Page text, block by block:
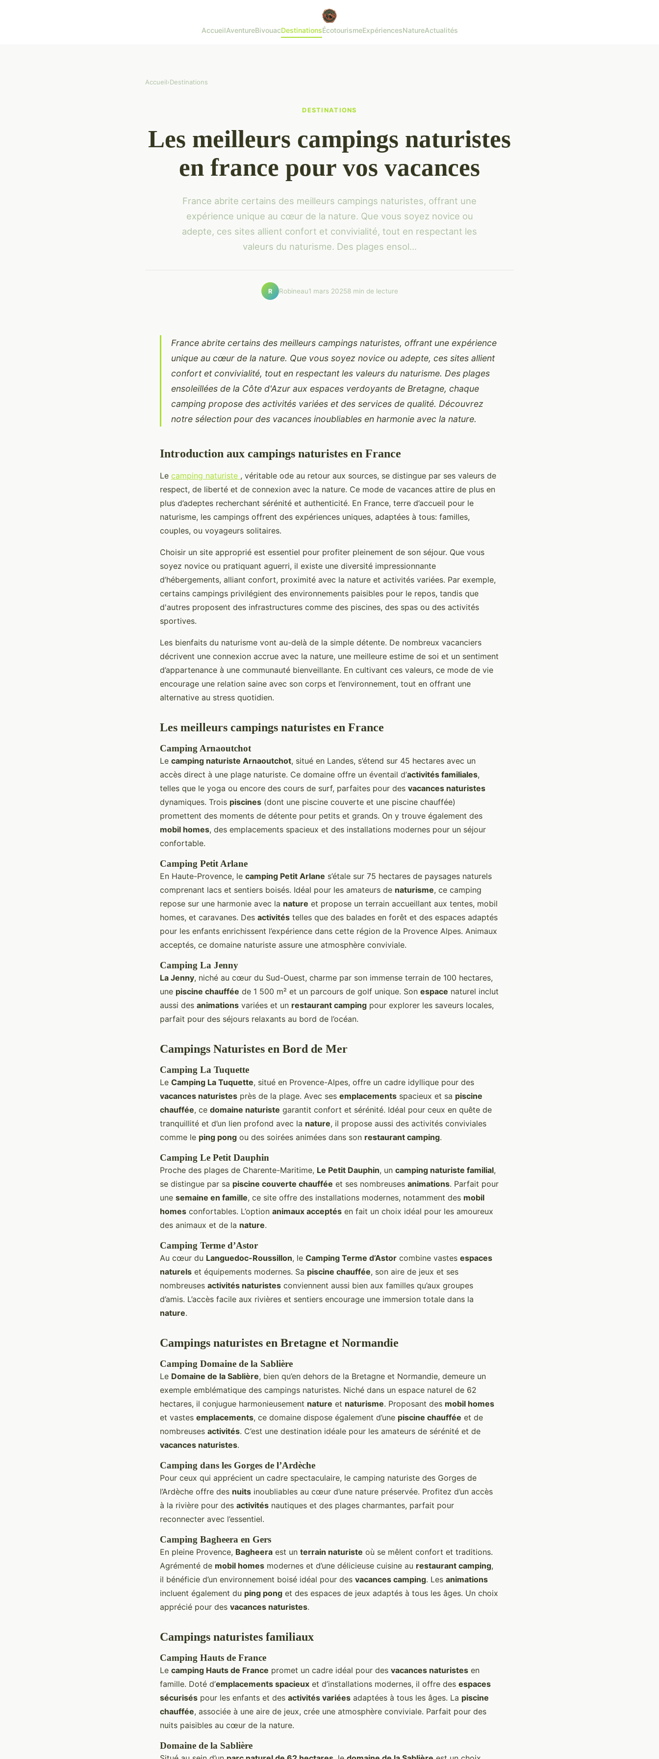
AccueilAventureBivouacDestinationsÉcotourismeExpériencesNatureActualités
Accueil›Destinations
DESTINATIONS
Les meilleurs campings naturistes
en france pour vos vacances
France abrite certains des meilleurs campings naturistes, offrant une
expérience unique au cœur de la nature. Que vous soyez novice ou
adepte, ces sites allient confort et convivialité, tout en respectant les
valeurs du naturisme. Des plages ensol...
R Robineau1 mars 20258 min de lecture
France abrite certains des meilleurs campings naturistes, offrant une expérience
unique au cœur de la nature. Que vous soyez novice ou adepte, ces sites allient
confort et convivialité, tout en respectant les valeurs du naturisme. Des plages
ensoleillées de la Côte d'Azur aux espaces verdoyants de Bretagne, chaque
camping propose des activités variées et des services de qualité. Découvrez
notre sélection pour des vacances inoubliables en harmonie avec la nature.
Introduction aux campings naturistes en France
Le camping naturiste , véritable ode au retour aux sources, se distingue par ses valeurs de
respect, de liberté et de connexion avec la nature. Ce mode de vacances attire de plus en
plus d’adeptes recherchant sérénité et authenticité. En France, terre d’accueil pour le
naturisme, les campings offrent des expériences uniques, adaptées à tous: familles,
couples, ou voyageurs solitaires.
Choisir un site approprié est essentiel pour profiter pleinement de son séjour. Que vous
soyez novice ou pratiquant aguerri, il existe une diversité impressionnante
d’hébergements, alliant confort, proximité avec la nature et activités variées. Par exemple,
certains campings privilégient des environnements paisibles pour le repos, tandis que
d'autres proposent des infrastructures comme des piscines, des spas ou des activités
sportives.
Les bienfaits du naturisme vont au-delà de la simple détente. De nombreux vacanciers
décrivent une connexion accrue avec la nature, une meilleure estime de soi et un sentiment
d’appartenance à une communauté bienveillante. En cultivant ces valeurs, ce mode de vie
encourage une relation saine avec son corps et l’environnement, tout en offrant une
alternative au stress quotidien.
Les meilleurs campings naturistes en France
Camping Arnaoutchot
Le camping naturiste Arnaoutchot, situé en Landes, s’étend sur 45 hectares avec un
accès direct à une plage naturiste. Ce domaine offre un éventail d’activités familiales,
telles que le yoga ou encore des cours de surf, parfaites pour des vacances naturistes
dynamiques. Trois piscines (dont une piscine couverte et une piscine chauffée)
promettent des moments de détente pour petits et grands. On y trouve également des
mobil homes, des emplacements spacieux et des installations modernes pour un séjour
confortable.
Camping Petit Arlane
En Haute-Provence, le camping Petit Arlane s’étale sur 75 hectares de paysages naturels
comprenant lacs et sentiers boisés. Idéal pour les amateurs de naturisme, ce camping
repose sur une harmonie avec la nature et propose un terrain accueillant aux tentes, mobil
homes, et caravanes. Des activités telles que des balades en forêt et des espaces adaptés
pour les enfants enrichissent l’expérience dans cette région de la Provence Alpes. Animaux
acceptés, ce domaine naturiste assure une atmosphère conviviale.
Camping La Jenny
La Jenny, niché au cœur du Sud-Ouest, charme par son immense terrain de 100 hectares,
une piscine chauffée de 1 500 m² et un parcours de golf unique. Son espace naturel inclut
aussi des animations variées et un restaurant camping pour explorer les saveurs locales,
parfait pour des séjours relaxants au bord de l’océan.
Campings Naturistes en Bord de Mer
Camping La Tuquette
Le Camping La Tuquette, situé en Provence-Alpes, offre un cadre idyllique pour des
vacances naturistes près de la plage. Avec ses emplacements spacieux et sa piscine
chauffée, ce domaine naturiste garantit confort et sérénité. Idéal pour ceux en quête de
tranquillité et d’un lien profond avec la nature, il propose aussi des activités conviviales
comme le ping pong ou des soirées animées dans son restaurant camping.
Camping Le Petit Dauphin
Proche des plages de Charente-Maritime, Le Petit Dauphin, un camping naturiste familial,
se distingue par sa piscine couverte chauffée et ses nombreuses animations. Parfait pour
une semaine en famille, ce site offre des installations modernes, notamment des mobil
homes confortables. L’option animaux acceptés en fait un choix idéal pour les amoureux
des animaux et de la nature.
Camping Terme d’Astor
Au cœur du Languedoc-Roussillon, le Camping Terme d’Astor combine vastes espaces
naturels et équipements modernes. Sa piscine chauffée, son aire de jeux et ses
nombreuses activités naturistes conviennent aussi bien aux familles qu’aux groupes
d’amis. L’accès facile aux rivières et sentiers encourage une immersion totale dans la
nature.
Campings naturistes en Bretagne et Normandie
Camping Domaine de la Sablière
Le Domaine de la Sablière, bien qu’en dehors de la Bretagne et Normandie, demeure un
exemple emblématique des campings naturistes. Niché dans un espace naturel de 62
hectares, il conjugue harmonieusement nature et naturisme. Proposant des mobil homes
et vastes emplacements, ce domaine dispose également d’une piscine chauffée et de
nombreuses activités. C’est une destination idéale pour les amateurs de sérénité et de
vacances naturistes.
Camping dans les Gorges de l’Ardèche
Pour ceux qui apprécient un cadre spectaculaire, le camping naturiste des Gorges de
l’Ardèche offre des nuits inoubliables au cœur d’une nature préservée. Profitez d’un accès
à la rivière pour des activités nautiques et des plages charmantes, parfait pour
reconnecter avec l’essentiel.
Camping Bagheera en Gers
En pleine Provence, Bagheera est un terrain naturiste où se mêlent confort et traditions.
Agrémenté de mobil homes modernes et d’une délicieuse cuisine au restaurant camping,
il bénéficie d’un environnement boisé idéal pour des vacances camping. Les animations
incluent également du ping pong et des espaces de jeux adaptés à tous les âges. Un choix
apprécié pour des vacances naturistes.
Campings naturistes familiaux
Camping Hauts de France
Le camping Hauts de France promet un cadre idéal pour des vacances naturistes en
famille. Doté d’emplacements spacieux et d’installations modernes, il offre des espaces
sécurisés pour les enfants et des activités variées adaptées à tous les âges. La piscine
chauffée, associée à une aire de jeux, crée une atmosphère conviviale. Parfait pour des
nuits paisibles au cœur de la nature.
Domaine de la Sablière